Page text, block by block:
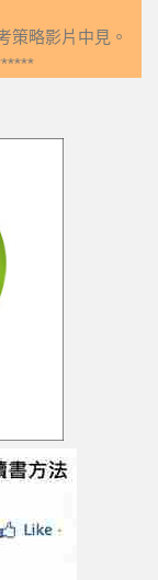
策略影片中見。